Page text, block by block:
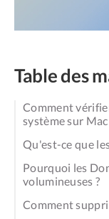
Table des
Comment
système sur Mac
Qu'est-ce que
Pourquoi les
volumineuses ?
Comment